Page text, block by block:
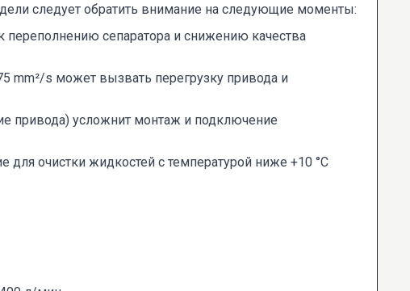
следует обратить внимание на следующие моменты:
сепаратора и снижению качества
mm²/s может вызвать перегрузку привода и
привода) усложнит монтаж и подключение
для очистки жидкостей с температурой ниже +10 °C